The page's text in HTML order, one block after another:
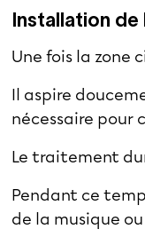
Installation de
Une fois la zone
Il aspire
nécessaire pour
Le traitement
Pendant ce
de la musique